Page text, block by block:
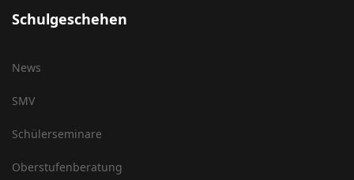
Schulgeschehen
News
SMV
Schülerseminare
Oberstufenberatung